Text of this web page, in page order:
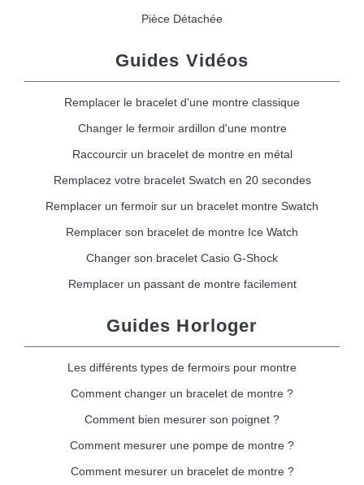
Pièce Détachée
Guides Vidéos
Remplacer le bracelet d'une montre classique
Changer le fermoir ardillon d'une montre
Raccourcir un bracelet de montre en métal
Remplacez votre bracelet Swatch en 20 secondes
Remplacer un fermoir sur un bracelet montre Swatch
Remplacer son bracelet de montre Ice Watch
Changer son bracelet Casio G-Shock
Remplacer un passant de montre facilement
Guides Horloger
Les différents types de fermoirs pour montre
Comment changer un bracelet de montre ?
Comment bien mesurer son poignet ?
Comment mesurer une pompe de montre ?
Comment mesurer un bracelet de montre ?